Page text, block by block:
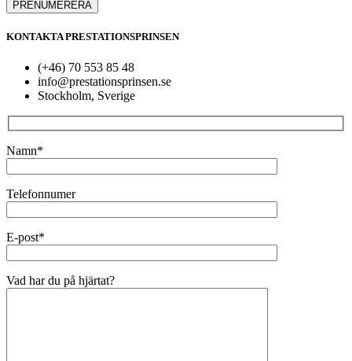
KONTAKTA PRESTATIONSPRINSEN
(+46) 70 553 85 48
info@prestationsprinsen.se
Stockholm, Sverige
Namn*
Telefonnumer
E-post*
Vad har du på hjärtat?